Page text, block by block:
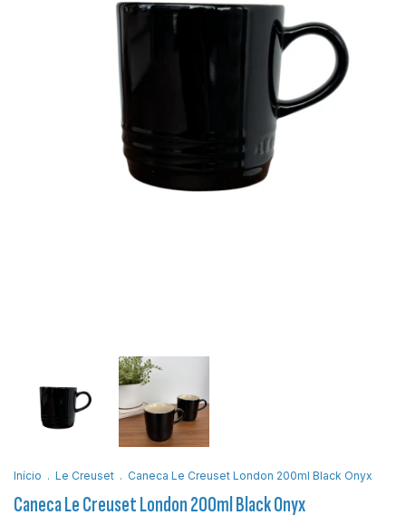
Início . Le Creuset . Caneca Le Creuset London 200ml Black Onyx
Caneca Le Creuset London 200ml Black Onyx